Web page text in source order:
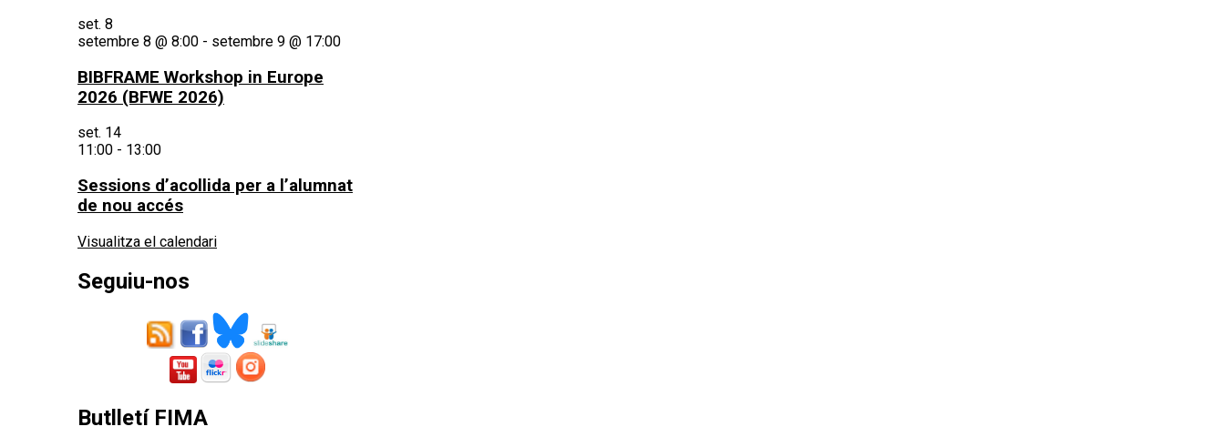
set. 8
setembre 8 @ 8:00 - setembre 9 @ 17:00
BIBFRAME Workshop in Europe
2026 (BFWE 2026)
set. 14
11:00 - 13:00
Sessions d’acollida per a l’alumnat
de nou accés
Visualitza el calendari
Seguiu-nos
Butlletí FIMA